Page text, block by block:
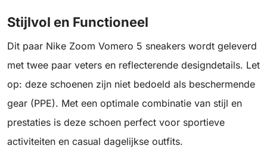
Stijlvol en Functioneel
Dit paar Nike Zoom Vomero 5 sneakers wordt geleverd
met twee paar veters en reflecterende designdetails. Let
op: deze schoenen zijn niet bedoeld als beschermende
gear (PPE). Met een optimale combinatie van stijl en
prestaties is deze schoen perfect voor sportieve
activiteiten en casual dagelijkse outfits.